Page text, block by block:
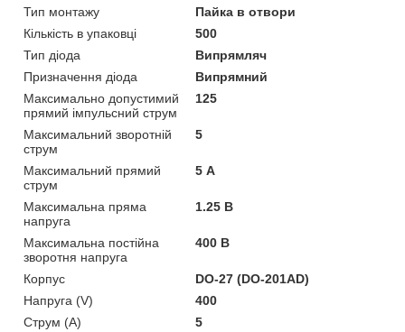
Тип монтажу
Пайка в отвори
Кількість в упаковці
500
Тип діода
Випрямляч
Призначення діода
Випрямний
Максимально допустимий
прямий імпульсний струм
125
Максимальний зворотній
струм
5
Максимальний прямий
струм
5 А
Максимальна пряма
напруга
1.25 В
Максимальна постійна
зворотня напруга
400 В
Корпус
DO-27 (DO-201AD)
Напруга (V)
400
Струм (A)
5